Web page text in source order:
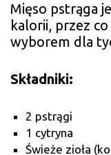
Mięso pstrąga
kalorii, przez
wyborem dla
Składniki:
2 pstrągi
1 cytryna
Świeże zioła